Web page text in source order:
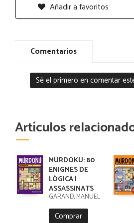
Añadir a favoritos
Comentarios
Sé el primero en comentar
Artículos
MURDOKU: 80
ENIGMES DE
LÒGICA I
ASSASSINATS
GARAND, MANUEL
Comprar